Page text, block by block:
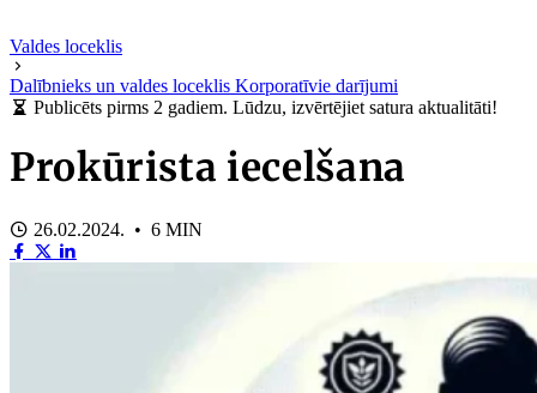
Valdes loceklis
Dalībnieks un valdes loceklis Korporatīvie darījumi
Publicēts pirms 2 gadiem. Lūdzu, izvērtējiet satura aktualitāti!
Prokūrista iecelšana
26.02.2024. • 6 MIN